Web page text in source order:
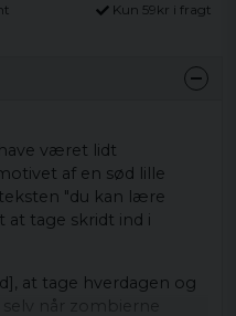
Kun 59kr i fragt
været lidt
af en sød lille
"du kan lære
at tage skridt ind i
at tage hverdagen og
når zombierne